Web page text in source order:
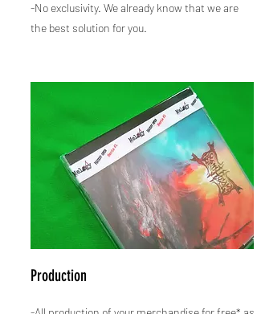
-No exclusivity. We already know that we are
the best solution for you.
Production